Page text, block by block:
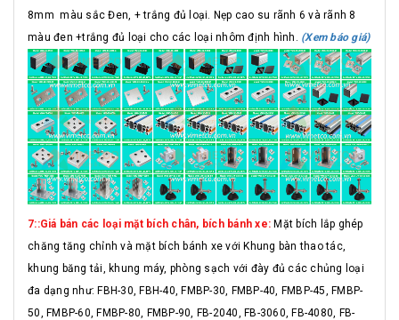
8mm màu sắc Đen, + trắng đủ loại. Nẹp cao su rãnh 6 và rãnh 8
màu đen +trắng đủ loại cho các loại nhôm định hình. (Xem báo giá)
7::Giá bán các loại mặt bích chân, bích bánh xe:Mặt bích lắp ghép
chăng tăng chỉnh và mặt bích bánh xe với Khung bàn thao tác,
khung băng tải, khung máy, phòng sạch với đày đủ các chủng loại
đa dạng như: FBH-30, FBH-40, FMBP-30, FMBP-40, FMBP-45, FMBP-
50, FMBP-60, FMBP-80, FMBP-90, FB-2040, FB-3060, FB-4080, FB-